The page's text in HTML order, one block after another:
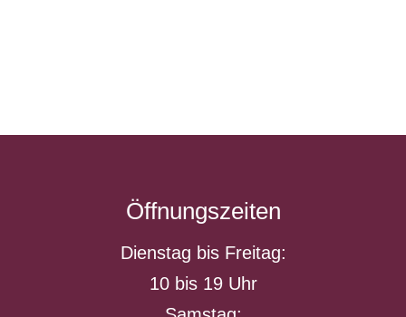
Öffnungszeiten
Dienstag bis Freitag:
10 bis 19 Uhr